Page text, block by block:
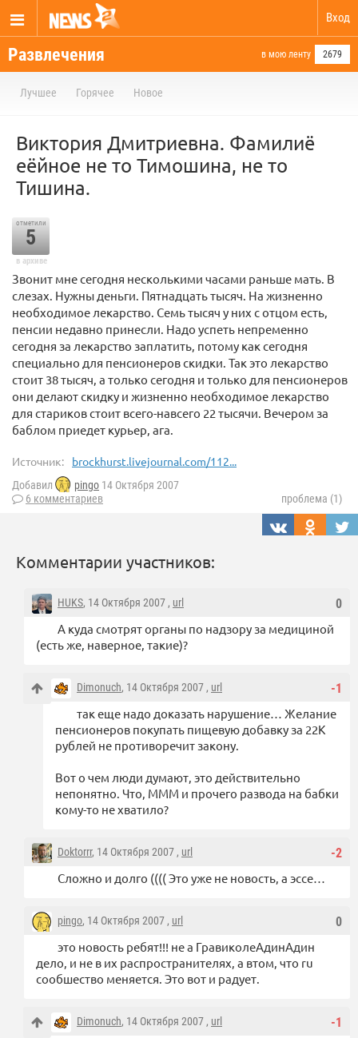
Вход
Развлечения в мою ленту 2679
Лучшее Горячее Новое
Виктория Дмитриевна. Фамилиё
еёйное не то Тимошина, не то
Тишина.
отметили
5
в архиве
Звонит мне сегодня несколькими часами раньше мать. В
слезах. Нужны деньги. Пятнадцать тысяч. На жизненно
необходимое лекарство. Семь тысяч у них с отцом есть,
пенсии недавно принесли. Надо успеть непременно
сегодня за лекарство заплатить, потому как сегодня
специально для пенсионеров скидки. Так это лекарство
стоит 38 тысяч, а только сегодня и только для пенсионеров
они делают скидку и жизненно необходимое лекарство
для стариков стоит всего-навсего 22 тысячи. Вечером за
баблом приедет курьер, ага.
Источник: brockhurst.livejournal.com/112...
Добавил pingo 14 Октября 2007
6 комментариев
проблема (1)
Комментарии участников:
0
HUKS, 14 Октября 2007 , url
А куда смотрят органы по надзору за медициной
(есть же, наверное, такие)?
-1
Dimonuch, 14 Октября 2007 , url
так еще надо доказать нарушение… Желание
пенсионеров покупать пищевую добавку за 22К
рублей не противоречит закону.
Вот о чем люди думают, это действительно
непонятно. Что, МММ и прочего развода на бабки
кому-то не хватило?
-2
Doktorrr, 14 Октября 2007 , url
Сложно и долго (((( Это уже не новость, а эссе…
0
pingo, 14 Октября 2007 , url
это новость ребят!!! не а ГравиколеАдинАдин
дело, и не в их распространителях, а втом, что ru
сообшество меняется. Это вот и радует.
-1
Dimonuch, 14 Октября 2007 , url